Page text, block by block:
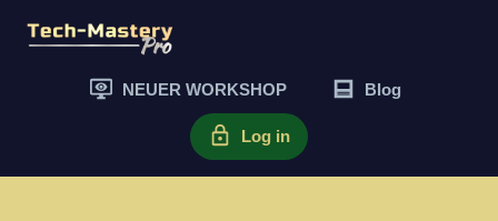
NEUER WORKSHOP Blog
Log in